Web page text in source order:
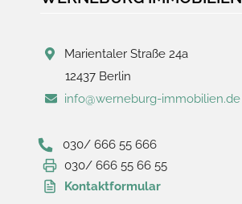
Marientaler Straße 24a
12437 Berlin
info@werneburg-immobilien.de
030/ 666 55 666
030/ 666 55 66 55
Kontaktformular